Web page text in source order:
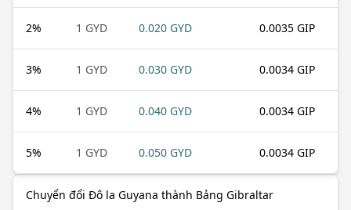
2% 1 GYD 0.020 GYD 0.0035 GIP
3% 1 GYD 0.030 GYD 0.0034 GIP
4% 1 GYD 0.040 GYD 0.0034 GIP
5% 1 GYD 0.050 GYD 0.0034 GIP
Chuyển đổi Đô la Guyana thành Bảng Gibraltar